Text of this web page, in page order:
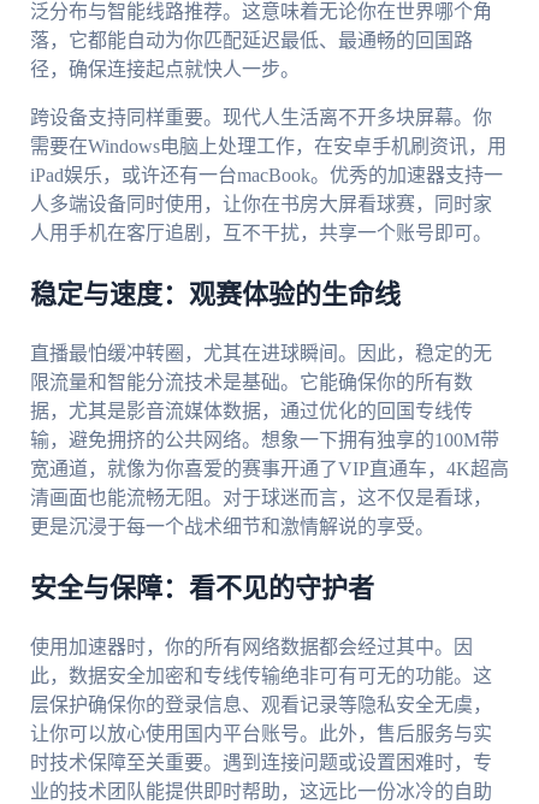
泛分布与智能线路推荐。这意味着无论你在世界哪个角
落，它都能自动为你匹配延迟最低、最通畅的回国路
径，确保连接起点就快人一步。
跨设备支持同样重要。现代人生活离不开多块屏幕。你
需要在Windows电脑上处理工作，在安卓手机刷资讯，用
iPad娱乐，或许还有一台macBook。优秀的加速器支持一
人多端设备同时使用，让你在书房大屏看球赛，同时家
人用手机在客厅追剧，互不干扰，共享一个账号即可。
稳定与速度：观赛体验的生命线
直播最怕缓冲转圈，尤其在进球瞬间。因此，稳定的无
限流量和智能分流技术是基础。它能确保你的所有数
据，尤其是影音流媒体数据，通过优化的回国专线传
输，避免拥挤的公共网络。想象一下拥有独享的100M带
宽通道，就像为你喜爱的赛事开通了VIP直通车，4K超高
清画面也能流畅无阻。对于球迷而言，这不仅是看球，
更是沉浸于每一个战术细节和激情解说的享受。
安全与保障：看不见的守护者
使用加速器时，你的所有网络数据都会经过其中。因
此，数据安全加密和专线传输绝非可有可无的功能。这
层保护确保你的登录信息、观看记录等隐私安全无虞，
让你可以放心使用国内平台账号。此外，售后服务与实
时技术保障至关重要。遇到连接问题或设置困难时，专
业的技术团队能提供即时帮助，这远比一份冰冷的自助